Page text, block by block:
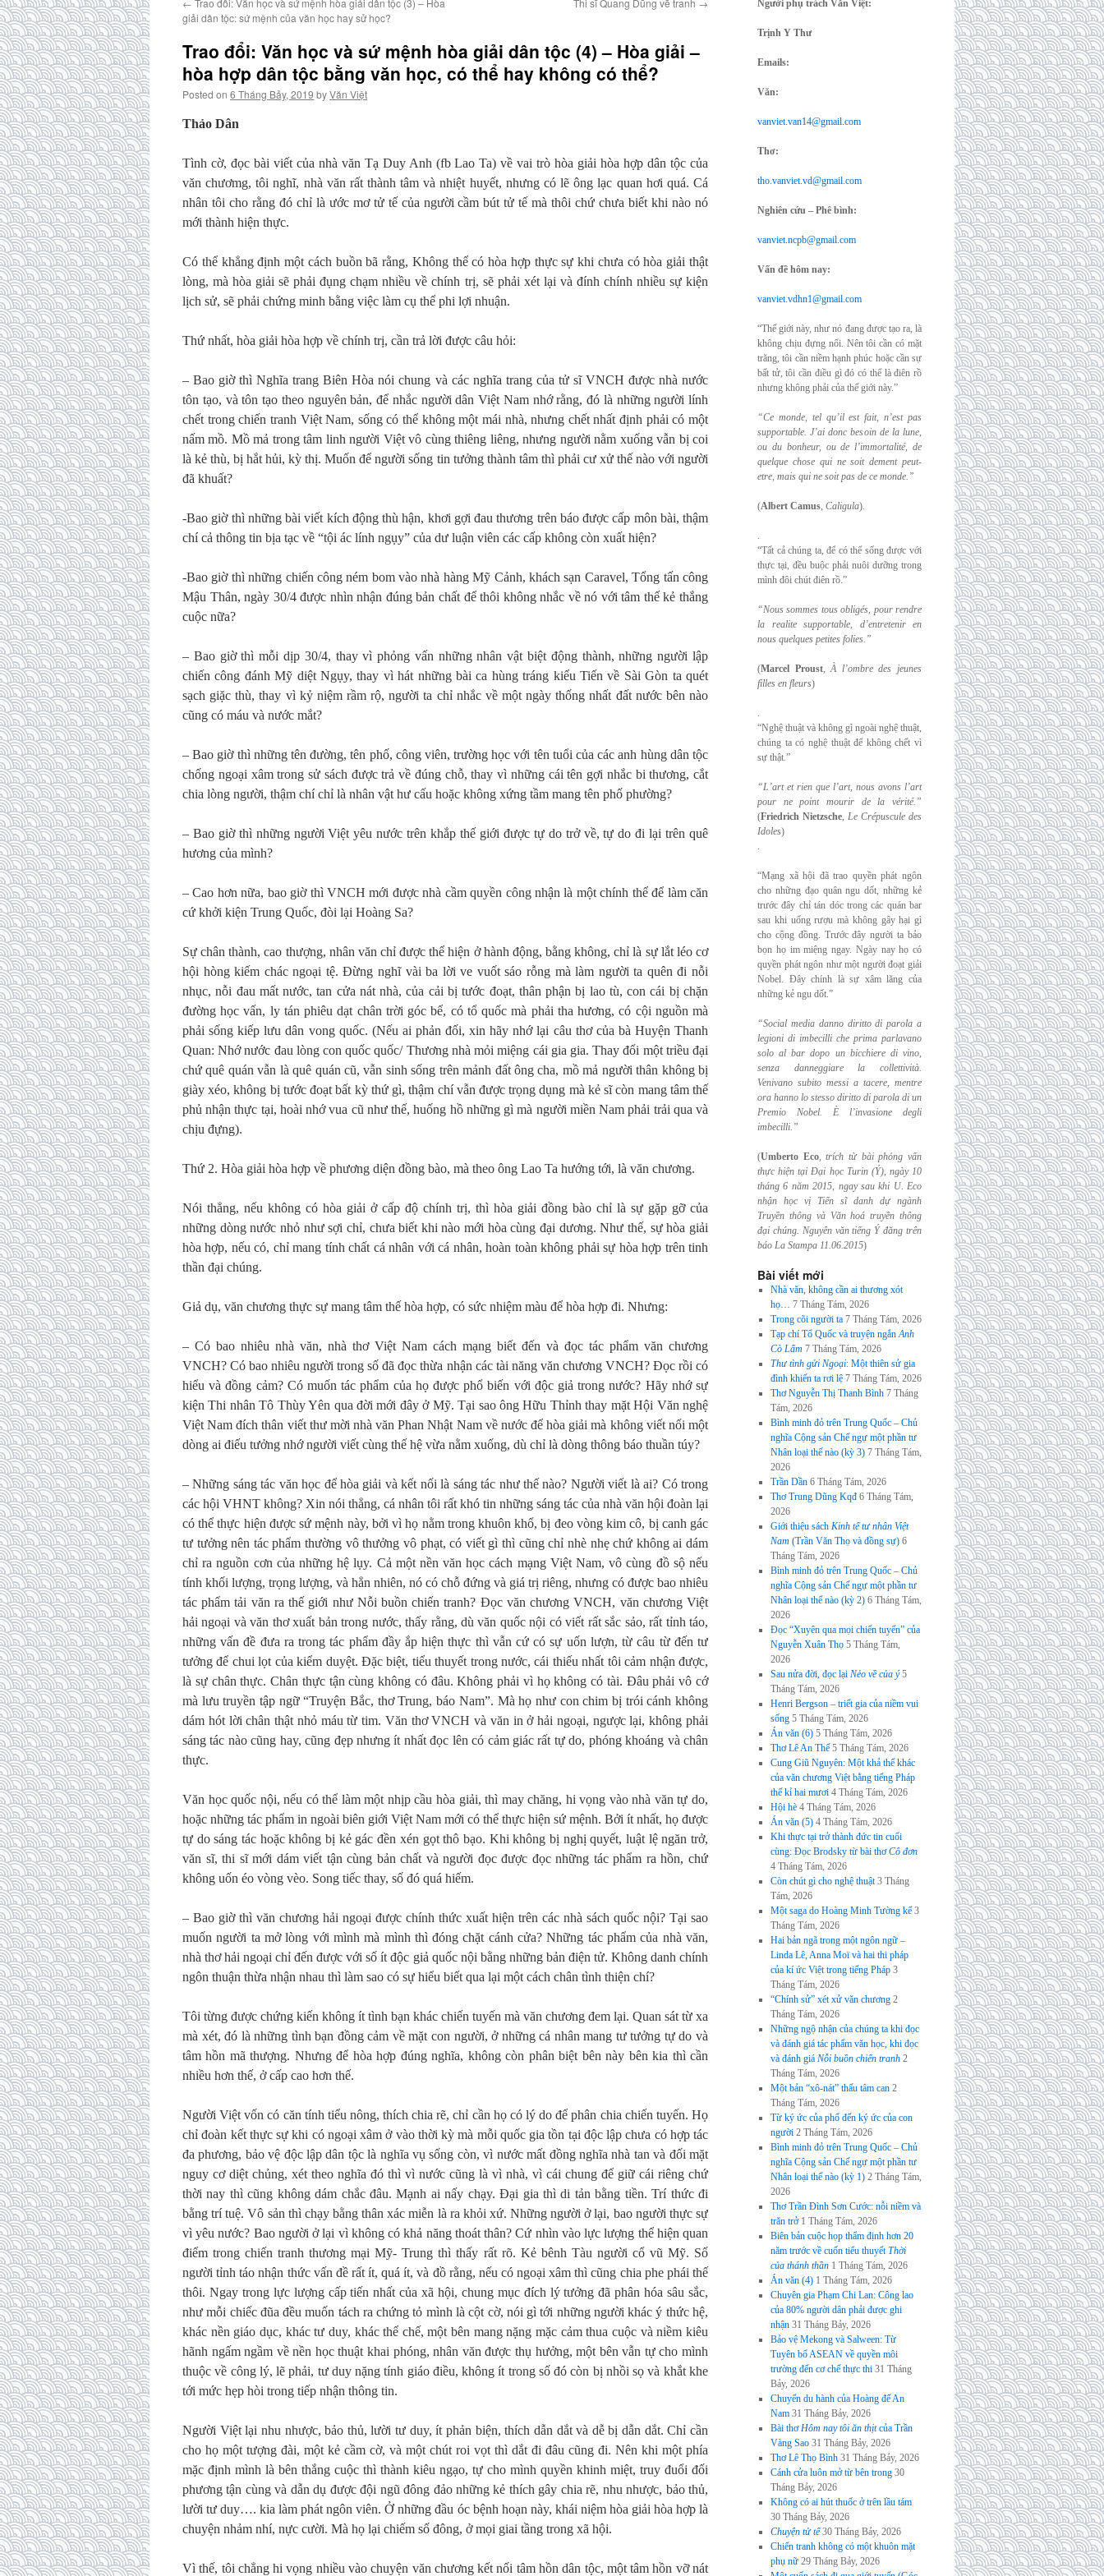
← Trao đổi: Văn học và sứ mệnh hòa giải dân tộc (3) – Hòa
giải dân tộc: sứ mệnh của văn học hay sử học?
Thi sĩ Quang Dũng vẽ tranh →
Trao đổi: Văn học và sứ mệnh hòa giải dân tộc (4) – Hòa giải –
hòa hợp dân tộc bằng văn học, có thể hay không có thể?
Posted on 6 Tháng Bảy, 2019 byVăn Việt
Thảo Dân
Tình cờ, đọc bài viết của nhà văn Tạ Duy Anh (fb Lao Ta) về vai trò hòa giải hòa hợp dân tộc của
văn chươmg, tôi nghĩ, nhà văn rất thành tâm và nhiệt huyết, nhưng có lẽ ông lạc quan hơi quá. Cá
nhân tôi cho rằng đó chỉ là ước mơ tử tế của người cầm bút tử tế mà thôi chứ chưa biết khi nào nó
mới thành hiện thực.
Có thể khẳng định một cách buồn bã rằng, Không thể có hòa hợp thực sự khi chưa có hòa giải thật
lòng, mà hòa giải sẽ phải đụng chạm nhiều về chính trị, sẽ phải xét lại và đính chính nhiều sự kiện
lịch sử, sẽ phải chứng minh bằng việc làm cụ thể phi lợi nhuận.
Thứ nhất, hòa giải hòa hợp về chính trị, cần trả lời được câu hỏi:
– Bao giờ thì Nghĩa trang Biên Hòa nói chung và các nghĩa trang của tử sĩ VNCH được nhà nước
tôn tạo, và tôn tạo theo nguyên bản, để nhắc người dân Việt Nam nhớ rằng, đó là những người lính
chết trong chiến tranh Việt Nam, sống có thể không một mái nhà, nhưng chết nhất định phải có một
nấm mồ. Mồ mả trong tâm linh người Việt vô cùng thiêng liêng, nhưng người nằm xuống vẫn bị coi
là kẻ thù, bị hắt hủi, kỳ thị. Muốn để người sống tin tưởng thành tâm thì phải cư xử thế nào với người
đã khuất?
-Bao giờ thì những bài viết kích động thù hận, khơi gợi đau thương trên báo được cấp môn bài, thậm
chí cả thông tin bịa tạc về “tội ác lính ngụy” của dư luận viên các cấp không còn xuất hiện?
-Bao giờ thì những chiến công ném bom vào nhà hàng Mỹ Cảnh, khách sạn Caravel, Tổng tấn công
Mậu Thân, ngày 30/4 được nhìn nhận đúng bản chất để thôi không nhắc về nó với tâm thế kẻ thắng
cuộc nữa?
– Bao giờ thì mỗi dịp 30/4, thay vì phỏng vấn những nhân vật biệt động thành, những người lập
chiến công đánh Mỹ diệt Ngụy, thay vì hát những bài ca hùng tráng kiểu Tiến về Sài Gòn ta quét
sạch giặc thù, thay vì kỷ niệm rầm rộ, người ta chỉ nhắc về một ngày thống nhất đất nước bên nào
cũng có máu và nước mắt?
– Bao giờ thì những tên đường, tên phố, công viên, trường học với tên tuổi của các anh hùng dân tộc
chống ngoại xâm trong sử sách được trả về đúng chỗ, thay vì những cái tên gợi nhắc bi thương, cắt
chia lòng người, thậm chí chỉ là nhân vật hư cấu hoặc không xứng tầm mang tên phố phường?
– Bao giờ thì những người Việt yêu nước trên khắp thế giới được tự do trở về, tự do đi lại trên quê
hương của mình?
– Cao hơn nữa, bao giờ thì VNCH mới được nhà cầm quyền công nhận là một chính thể để làm căn
cứ khởi kiện Trung Quốc, đòi lại Hoàng Sa?
Sự chân thành, cao thượng, nhân văn chỉ được thể hiện ở hành động, bằng không, chỉ là sự lắt léo cơ
hội hòng kiếm chác ngoại tệ. Đừng nghĩ vài ba lời ve vuốt sáo rỗng mà làm người ta quên đi nỗi
nhục, nỗi đau mất nước, tan cửa nát nhà, của cải bị tước đoạt, thân phận bị lao tù, con cái bị chặn
đường học vấn, ly tán phiêu dạt chân trời góc bể, có tổ quốc mà phải tha hương, có cội nguồn mà
phải sống kiếp lưu dân vong quốc. (Nếu ai phản đối, xin hãy nhớ lại câu thơ của bà Huyện Thanh
Quan: Nhớ nước đau lòng con quốc quốc/ Thương nhà mỏi miệng cái gia gia. Thay đổi một triều đại
chứ quê quán vẫn là quê quán cũ, vẫn sinh sống trên mảnh đất ông cha, mồ mả người thân không bị
giày xéo, không bị tước đoạt bất kỳ thứ gì, thậm chí vẫn được trọng dụng mà kẻ sĩ còn mang tâm thế
phủ nhận thực tại, hoài nhớ vua cũ như thế, huống hồ những gì mà người miền Nam phải trải qua và
chịu đựng).
Thứ 2. Hòa giải hòa hợp về phương diện đồng bào, mà theo ông Lao Ta hướng tới, là văn chương.
Nói thẳng, nếu không có hòa giải ở cấp độ chính trị, thì hòa giải đồng bào chỉ là sự gặp gỡ của
những dòng nước nhỏ như sợi chỉ, chưa biết khi nào mới hòa cùng đại dương. Như thế, sự hòa giải
hòa hợp, nếu có, chỉ mang tính chất cá nhân với cá nhân, hoàn toàn không phải sự hòa hợp trên tinh
thần đại chúng.
Giả dụ, văn chương thực sự mang tâm thế hòa hợp, có sức nhiệm màu để hòa hợp đi. Nhưng:
– Có bao nhiêu nhà văn, nhà thơ Việt Nam cách mạng biết đến và đọc tác phẩm văn chương
VNCH? Có bao nhiêu người trong số đã đọc thừa nhận các tài năng văn chương VNCH? Đọc rồi có
hiểu và đồng cảm? Có muốn tác phẩm của họ được phổ biến với độc giả trong nước? Hãy nhớ sự
kiện Thi nhân Tô Thùy Yên qua đời mới đây ở Mỹ. Tại sao ông Hữu Thỉnh thay mặt Hội Văn nghệ
Việt Nam đích thân viết thư mời nhà văn Phan Nhật Nam về nước để hòa giải mà không viết nổi một
dòng ai điếu tưởng nhớ người viết cùng thế hệ vừa nằm xuống, dù chỉ là dòng thông báo thuần túy?
– Những sáng tác văn học để hòa giải và kết nối là sáng tác như thế nào? Người viết là ai? Có trong
các hội VHNT không? Xin nói thẳng, cá nhân tôi rất khó tin những sáng tác của nhà văn hội đoàn lại
có thể thực hiện được sứ mệnh này, bởi vì họ nằm trong khuôn khổ, bị đeo vòng kim cô, bị canh gác
tư tưởng nên tác phẩm thường vô thưởng vô phạt, có viết gì thì cũng chỉ nhè nhẹ chứ không ai dám
chỉ ra nguồn cơn của những hệ lụy. Cả một nền văn học cách mạng Việt Nam, vô cùng đồ sộ nếu
tính khối lượng, trọng lượng, và hẳn nhiên, nó có chỗ đứng và giá trị riêng, nhưng có được bao nhiêu
tác phẩm tải văn ra thế giới như Nỗi buồn chiến tranh? Đọc văn chương VNCH, văn chương Việt
hải ngoại và văn thơ xuất bản trong nước, thấy rằng, dù văn quốc nội có viết rất sắc sảo, rất tỉnh táo,
những vấn đề đưa ra trong tác phẩm đầy ắp hiện thực thì vẫn cứ có sự uốn lượn, từ câu từ đến tư
tưởng để chui lọt của kiểm duyệt. Đặc biệt, tiểu thuyết trong nước, cái thiếu nhất tôi cảm nhận được,
là sự chân thực. Chân thực tận cùng không có đâu. Không phải vì họ không có tài. Đâu phải vô cớ
mà lưu truyền tập ngữ “Truyện Bắc, thơ Trung, báo Nam”. Mà họ như con chim bị trói cánh không
dám hót lời chân thật nhỏ máu từ tim. Văn thơ VNCH và văn in ở hải ngoại, ngược lại, không phải
sáng tác nào cũng hay, cũng đẹp nhưng ít nhất đọc lên có cảm giác rất tự do, phóng khoáng và chân
thực.
Văn học quốc nội, nếu có thể làm một nhịp cầu hòa giải, thì may chăng, hi vọng vào nhà văn tự do,
hoặc những tác phẩm in ngoài biên giới Việt Nam mới có thể thực hiện sứ mệnh. Bởi ít nhất, họ được
tự do sáng tác hoặc không bị kẻ gác đền xén gọt thô bạo. Khi không bị nghị quyết, luật lệ ngăn trở,
văn sĩ, thi sĩ mới dám viết tận cùng bản chất và người đọc được đọc những tác phẩm ra hồn, chứ
không uốn éo vòng vèo. Song tiếc thay, số đó quá hiếm.
– Bao giờ thì văn chương hải ngoại được chính thức xuất hiện trên các nhà sách quốc nội? Tại sao
muốn người ta mở lòng với mình mà mình thì đóng chặt cánh cửa? Những tác phẩm của nhà văn,
nhà thơ hải ngoại chỉ đến được với số ít độc giả quốc nội bằng những bản điện tử. Không danh chính
ngôn thuận thừa nhận nhau thì làm sao có sự hiểu biết qua lại một cách chân tình thiện chí?
Tôi từng được chứng kiến không ít tình bạn khác chiến tuyến mà văn chương đem lại. Quan sát từ xa
mà xét, đó là những tình bạn đồng cảm về mặt con người, ở những cá nhân mang tư tưởng tự do và
tâm hồn mã thượng. Nhưng để hòa hợp đúng nghĩa, không còn phân biệt bên này bên kia thì cần
nhiều hơn thế, ở cấp cao hơn thế.
Người Việt vốn có căn tính tiểu nông, thích chia rẽ, chỉ cần họ có lý do để phân chia chiến tuyến. Họ
chỉ đoàn kết thực sự khi có ngoại xâm ở vào thời kỳ mà mỗi quốc gia tồn tại độc lập chưa có hợp tác
đa phương, bảo vệ độc lập dân tộc là nghĩa vụ sống còn, vì nước mất đồng nghĩa nhà tan và đối mặt
nguy cơ diệt chủng, xét theo nghĩa đó thì vì nước cũng là vì nhà, vì cái chung để giữ cái riêng chứ
thời nay thì cũng không dám chắc đâu. Mạnh ai nấy chạy. Đại gia thì di tản bằng tiền. Trí thức đi
bằng trí tuệ. Vô sản thì chạy bằng thân xác miễn là ra khỏi xứ. Những người ở lại, bao người thực sự
vì yêu nước? Bao người ở lại vì không có khả năng thoát thân? Cứ nhìn vào lực lượng thể hiện quan
điểm trong chiến tranh thương mại Mỹ- Trung thì thấy rất rõ. Kẻ bênh Tàu người cổ vũ Mỹ. Số
người tỉnh táo nhận thức vấn đề rất ít, quá ít, và đồ rằng, nếu có ngoại xâm thì cũng chia phe phái thế
thôi. Ngay trong lực lượng cấp tiến nhất của xã hội, chung mục đích lý tưởng đã phân hóa sâu sắc,
như mỗi chiếc đũa đều muốn tách ra chứng tỏ mình là cột cờ, nói gì tới những người khác ý thức hệ,
khác nền giáo dục, khác tư duy, khác thể chế, một bên mang nặng mặc cảm thua cuộc và niềm kiêu
hãnh ngấm ngầm về nền học thuật khai phóng, nhân văn được thụ hưởng, một bên vẫn tự cho mình
thuộc về công lý, lẽ phải, tư duy nặng tính giáo điều, không ít trong số đó còn bị nhồi sọ và khắt khe
tới mức hẹp hòi trong tiếp nhận thông tin.
Người Việt lại nhu nhược, bảo thủ, lười tư duy, ít phản biện, thích dẫn dắt và dễ bị dẫn dắt. Chỉ cần
cho họ một tượng đài, một kẻ cầm cờ, và một chút roi vọt thì dắt đi đâu cũng đi. Nên khi một phía
mặc định mình là bên thắng cuộc thì thành kiêu ngạo, tự cho mình quyền khinh miệt, truy đuổi đối
phương tận cùng và dẫn dụ được đội ngũ đông đảo những kẻ thích gây chia rẽ, nhu nhược, bảo thủ,
lười tư duy…. kia làm phát ngôn viên. Ở những đầu óc bệnh hoạn này, khái niệm hòa giải hòa hợp là
chuyện nhảm nhí, nực cười. Mà họ lại chiếm số đông, ở mọi giai tầng trong xã hội.
Vì thế, tôi chẳng hi vọng nhiều vào chuyện văn chương kết nối tâm hồn dân tộc, một tâm hồn vỡ nát
Người phụ trách Văn Việt:
Trịnh Y Thư
Emails:
Văn:
vanviet.van14@gmail.com
Thơ:
tho.vanviet.vd@gmail.com
Nghiên cứu – Phê bình:
vanviet.ncpb@gmail.com
Vấn đề hôm nay:
vanviet.vdhn1@gmail.com
“Thế giới này, như nó đang được tạo ra, là
không chịu đựng nổi. Nên tôi cần có mặt
trăng, tôi cần niềm hạnh phúc hoặc cần sự
bất tử, tôi cần điều gì đó có thể là điên rồ
nhưng không phải của thế giới này.”
“Ce monde, tel qu’il est fait, n’est pas
supportable. J’ai donc besoin de la lune,
ou du bonheur, ou de l’immortalité, de
quelque chose qui ne soit dement peut-
etre, mais qui ne soit pas de ce monde.”
(Albert Camus, Caligula).
.
“Tất cả chúng ta, để có thể sống được với
thực tại, đều buộc phải nuôi dưỡng trong
mình đôi chút điên rồ.”
“Nous sommes tous obligés, pour rendre
la realite supportable, d’entretenir en
nous quelques petites folies.”
(Marcel Proust,À l’ombre des jeunes
filles en fleurs)
.
“Nghệ thuật và không gì ngoài nghệ thuật,
chúng ta có nghệ thuật để không chết vì
sự thật.”
“L’art et rien que l’art, nous avons l’art
pour ne point mourir de la vérité.”
(Friedrich Nietzsche, Le Crépuscule des
Idoles)
.
“Mạng xã hội đã trao quyền phát ngôn
cho những đạo quân ngu dốt, những kẻ
trước đây chỉ tán dóc trong các quán bar
sau khi uống rượu mà không gây hại gì
cho cộng đồng. Trước đây người ta bảo
bọn họ im miệng ngay. Ngày nay họ có
quyền phát ngôn như một người đoạt giải
Nobel. Đây chính là sự xâm lăng của
những kẻ ngu dốt.”
“Social media danno diritto di parola a
legioni di imbecilli che prima parlavano
solo albar dopo un bicchiere di vino,
senza danneggiare la collettività.
Venivano subito messi a tacere, mentre
ora hanno lo stesso diritto di parola di un
Premio Nobel. È l’invasione degli
imbecilli.”
(Umberto Eco,trích từ bài phỏng vấn
thực hiện tại Đại học Turin (Ý), ngày 10
tháng 6 năm 2015, ngay sau khi U. Eco
nhận học vị Tiến sĩ danh dự ngành
Truyền thông và Văn hoá truyền thông
đại chúng. Nguyên văn tiếng Ý đăng trên
báo La Stampa 11.06.2015)
Bài viết mới
Nhà văn, không cần ai thương xót
họ… 7 Tháng Tám, 2026
Trong cõi người ta 7 Tháng Tám, 2026
Tạp chí Tổ Quốc và truyện ngắnAnh
Cò Lấm 7 Tháng Tám, 2026
Thư tình gửi Ngoại: Một thiên sử gia
đình khiến ta rơi lệ 7 Tháng Tám, 2026
Thơ Nguyễn Thị Thanh Bình 7 Tháng
Tám, 2026
Bình minh đỏ trên Trung Quốc – Chủ
nghĩa Cộng sản Chế ngự một phần tư
Nhân loại thế nào (kỳ 3) 7 Tháng Tám,
2026
Trần Dần 6 Tháng Tám, 2026
Thơ Trung Dũng Kqđ 6 Tháng Tám,
2026
Giới thiệu sách Kinh tế tư nhân Việt
Nam (Trần Văn Thọ và đồng sự) 6
Tháng Tám, 2026
Bình minh đỏ trên Trung Quốc – Chủ
nghĩa Cộng sản Chế ngự một phần tư
Nhân loại thế nào (kỳ 2) 6 Tháng Tám,
2026
Đọc “Xuyên qua mọi chiến tuyến” của
Nguyễn Xuân Thọ 5 Tháng Tám,
2026
Sau nửa đời, đọc lại Nẻo về của ý 5
Tháng Tám, 2026
Henri Bergson – triết gia của niềm vui
sống 5 Tháng Tám, 2026
Án văn (6) 5 Tháng Tám, 2026
Thơ Lê An Thế 5 Tháng Tám, 2026
Cung Giũ Nguyên: Một khả thể khác
của văn chương Việt bằng tiếng Pháp
thế kỉ hai mươi 4 Tháng Tám, 2026
Hội hè 4 Tháng Tám, 2026
Án văn (5) 4 Tháng Tám, 2026
Khi thực tại trở thành đức tin cuối
cùng: Đọc Brodsky từ bài thơCô đơn
4 Tháng Tám, 2026
Còn chút gì cho nghệ thuật 3 Tháng
Tám, 2026
Một saga do Hoàng Minh Tường kể 3
Tháng Tám, 2026
Hai bản ngã trong một ngôn ngữ –
Linda Lê, Anna Moï và hai thi pháp
của kí ức Việt trong tiếng Pháp 3
Tháng Tám, 2026
“Chính sử” xét xử văn chương 2
Tháng Tám, 2026
Những ngộ nhận của chúng ta khi đọc
và đánh giá tác phẩm văn học, khi đọc
và đánh giá Nỗi buồn chiến tranh 2
Tháng Tám, 2026
Một bản “xô-nát” thấu tâm can 2
Tháng Tám, 2026
Từ ký ức của phố đến ký ức của con
người 2 Tháng Tám, 2026
Bình minh đỏ trên Trung Quốc – Chủ
nghĩa Cộng sản Chế ngự một phần tư
Nhân loại thế nào (kỳ 1) 2 Tháng Tám,
2026
Thơ Trần Đình Sơn Cước: nỗi niềm và
trăn trở 1 Tháng Tám, 2026
Biên bản cuộc họp thẩm định hơn 20
năm trước về cuốn tiểu thuyếtThời
của thánh thần 1 Tháng Tám, 2026
Án văn (4) 1 Tháng Tám, 2026
Chuyên gia Phạm Chi Lan: Công lao
của 80% người dân phải được ghi
nhận 31 Tháng Bảy, 2026
Bảo vệ Mekong và Salween: Từ
Tuyên bố ASEAN về quyền môi
trường đến cơ chế thực thi 31 Tháng
Bảy, 2026
Chuyến du hành của Hoàng đế An
Nam 31 Tháng Bảy, 2026
Bài thơHôm nay tôi ăn thịtcủa Trần
Vàng Sao 31 Tháng Bảy, 2026
Thơ Lê Thọ Bình 31 Tháng Bảy, 2026
Cánh cửa luôn mở từ bên trong 30
Tháng Bảy, 2026
Không có ai hút thuốc ở trên lầu tám
30 Tháng Bảy, 2026
Chuyện tử tế 30 Tháng Bảy, 2026
Chiến tranh không có một khuôn mặt
phụ nữ 29 Tháng Bảy, 2026